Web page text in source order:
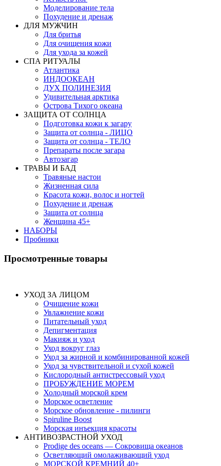
Моделирование тела
Похудение и дренаж
ДЛЯ МУЖЧИН
Для бритья
Для очищения кожи
Для ухода за кожей
СПА РИТУАЛЫ
Атлантика
ИНДООКЕАН
ДУХ ПОЛИНЕЗИЯ
Удивительная арктика
Острова Тихого океана
ЗАЩИТА ОТ СОЛНЦА
Подготовка кожи к загару
Защита от солнца - ЛИЦО
Защита от солнца - ТЕЛО
Препараты после загара
Автозагар
ТРАВЫ И БАД
Травяные настои
Жизненная сила
Красота кожи, волос и ногтей
Похудение и дренаж
Защита от солнца
Женщина 45+
НАБОРЫ
Пробники
Просмотренные товары
УХОД ЗА ЛИЦОМ
Очищение кожи
Увлажнение кожи
Питательный уход
Депигментация
Макияж и уход
Уход вокруг глаз
Уход за жирной и комбинированной кожей
Уход за чувствительной и сухой кожей
Кислородный антистрессовый уход
ПРОБУЖДЕНИЕ МОРЕМ
Холодный морской крем
Морское осветление
Морское обновление - пилинги
Spiruline Boost
Морская инъекция красоты
АНТИВОЗРАСТНОЙ УХОД
Prodige des oceans — Сокровища океанов
Осветляющий омолаживающий уход
МОРСКОЙ КРЕМНИЙ 40+